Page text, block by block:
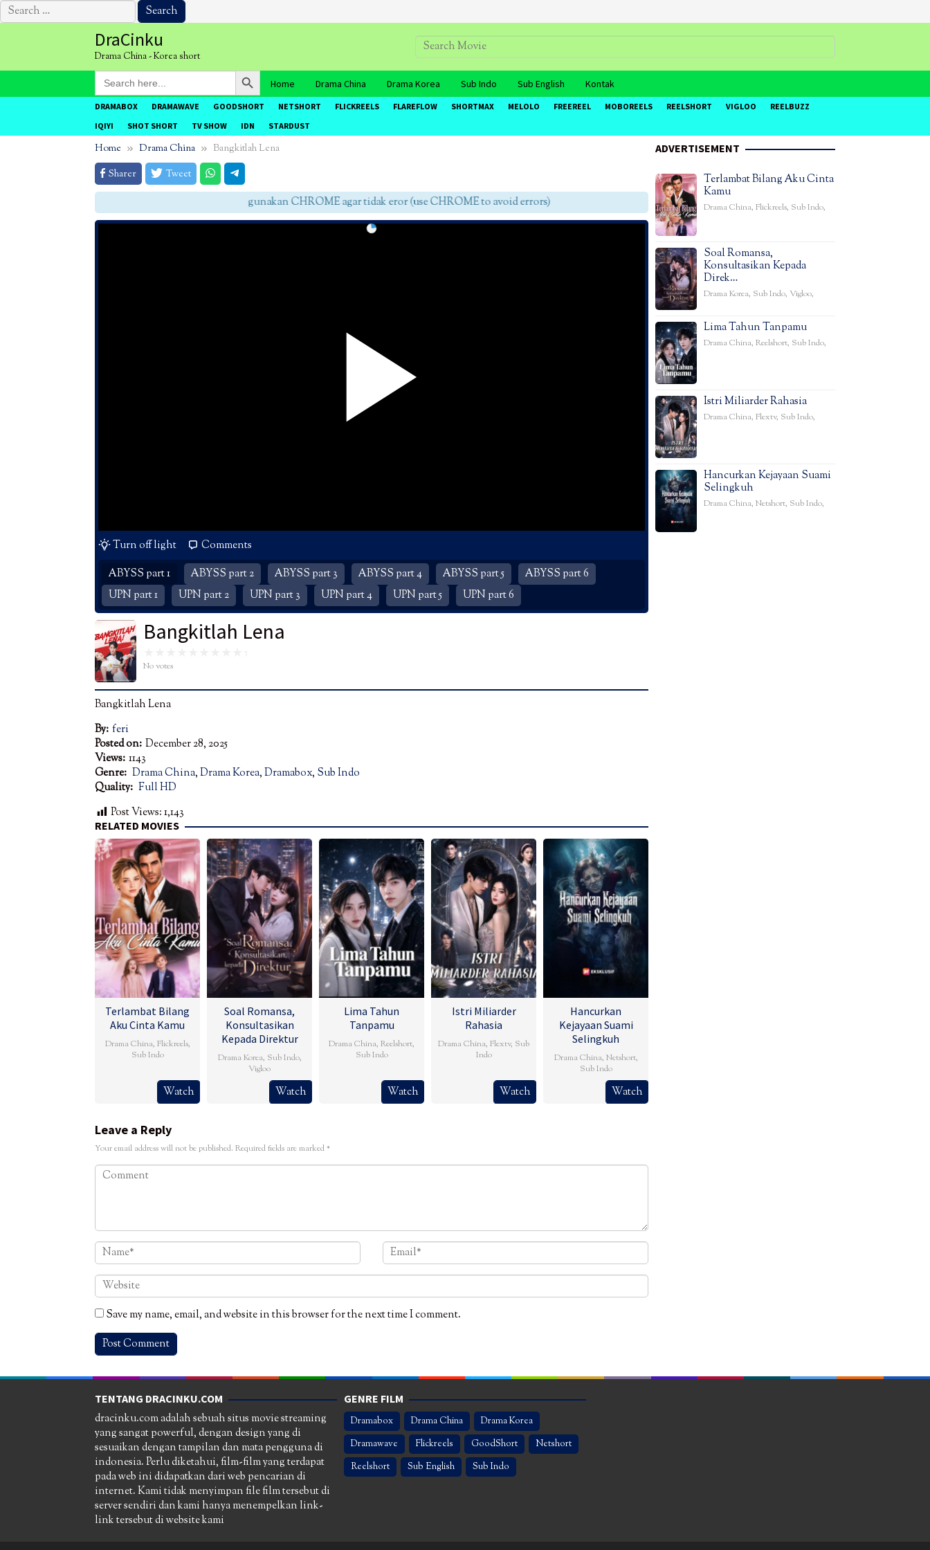
Search
for:
DraCinku
Drama China - Korea short
Search
for:
Search Button
Home Drama China Drama Korea Sub Indo Sub English Kontak
DRAMABOX DRAMAWAVE GOODSHORT NETSHORT FLICKREELS FLAREFLOW SHORTMAX MELOLO FREEREEL MOBOREELS REELSHORT VIGLOO
REELBUZZ
IQIYI
SHOT SHORT TV SHOW IDN STARDUST
Home Drama China
Bangkitlah Lena
Sharer
Tweet
gunakan CHROME agar tidak eror (use CHROME to avoid errors)
Turn off light
Comments
ABYSS part 1
ABYSS part 2 ABYSS part 3 ABYSS part 4 ABYSS part 5
ABYSS part 6
UPN part 1
UPN part 2 UPN part 3 UPN part 4 UPN part 5 UPN part 6
Bangkitlah Lena
No votes
Bangkitlah Lena
By: feri
Posted on: December 28, 2025
Views: 1143
Genre: Drama China,Drama Korea,Dramabox, Sub Indo
Quality: Full HD
Post Views:1,143
RELATED MOVIES
Terlambat Bilang
Aku Cinta Kamu
Drama China, Flickreels,
Sub Indo
Watch
Soal Romansa,
Konsultasikan
Kepada Direktur
Drama Korea, Sub Indo,
Vigloo
Watch
Lima Tahun
Tanpamu
Drama China, Reelshort,
Sub Indo
Watch
Istri Miliarder
Rahasia
Drama China, Flextv, Sub
Indo
Watch
Hancurkan
Kejayaan Suami
Selingkuh
Drama China, Netshort,
Sub Indo
Watch
Leave a Reply
Your email address will not be published. Required fields are marked*
Save my name, email, and website in this browser for the next time I comment.
ADVERTISEMENT
Terlambat Bilang Aku Cinta
Kamu
Drama China, Flickreels, Sub Indo,
Soal Romansa,
Konsultasikan Kepada
Direk…
Drama Korea, Sub Indo, Vigloo,
Lima Tahun Tanpamu
Drama China, Reelshort, Sub Indo,
Istri Miliarder Rahasia
Drama China, Flextv, Sub Indo,
Hancurkan Kejayaan Suami
Selingkuh
Drama China, Netshort, Sub Indo,
TENTANG DRACINKU.COM
dracinku.com adalah sebuah situs movie streaming
yang sangat powerful, dengan design yang di
sesuaikan dengan tampilan dan mata pengguna di
indonesia. Perlu diketahui, film-film yang terdapat
pada web ini didapatkan dari web pencarian di
internet. Kami tidak menyimpan file film tersebut di
server sendiri dan kami hanya menempelkan link-
link tersebut di website kami
GENRE FILM
Dramabox Drama China
Drama Korea
Dramawave
Flickreels GoodShort
Netshort
Reelshort
Sub English Sub Indo